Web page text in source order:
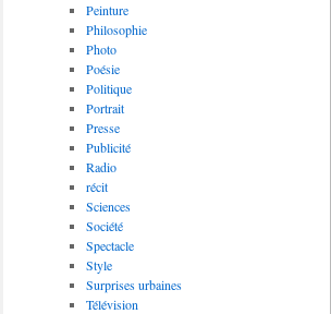
Peinture
Philosophie
Photo
Poésie
Politique
Portrait
Presse
Publicité
Radio
récit
Sciences
Société
Spectacle
Style
Surprises urbaines
Télévision